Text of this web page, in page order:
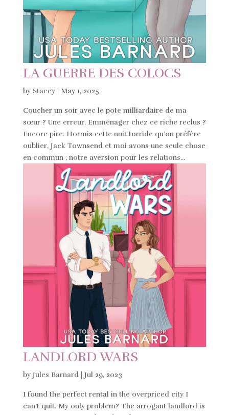
LA GUERRE DES COLOCS
by Stacey| May 1, 2025
Coucher un soir avec le pote milliardaire de ma
sœur ? Une erreur. Emménager chez ce riche reclus ?
Encore pire. Hormis cette nuit torride qu’on préfère
oublier, Jack Townsend et moi avons une seule chose
en commun : notre aversion pour les relations...
LANDLORD WARS
by Jules Barnard| Jul 29, 2023
I found the perfect rental in the overpriced city I
can’t quit. My only problem? The arrogant landlord is